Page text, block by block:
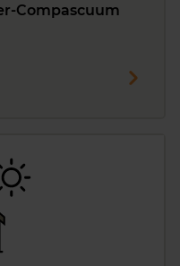
Compascuum